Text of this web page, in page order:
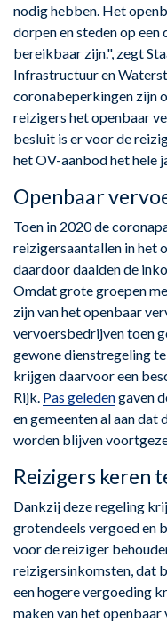
nodig hebben. Het
dorpen en steden op
bereikbaar zijn.", zegt
Infrastructuur en
coronabeperkingen zijn
reizigers het openbaar
besluit is er voor de
het OV-aanbod het hele
Openbaar
Toen in 2020 de
reizigersaantallen in het
daardoor daalden de
Omdat grote groepen
zijn van het openbaar
vervoersbedrijven toen
gewone dienstregeling
krijgen daarvoor een
Rijk. Pas geledengaven
en gemeenten al aan
worden blijven
Reizigers keren
Dankzij deze regeling
grotendeels vergoed en
voor de reiziger
reizigersinkomsten, dat
een hogere vergoeding
maken van het openbaar